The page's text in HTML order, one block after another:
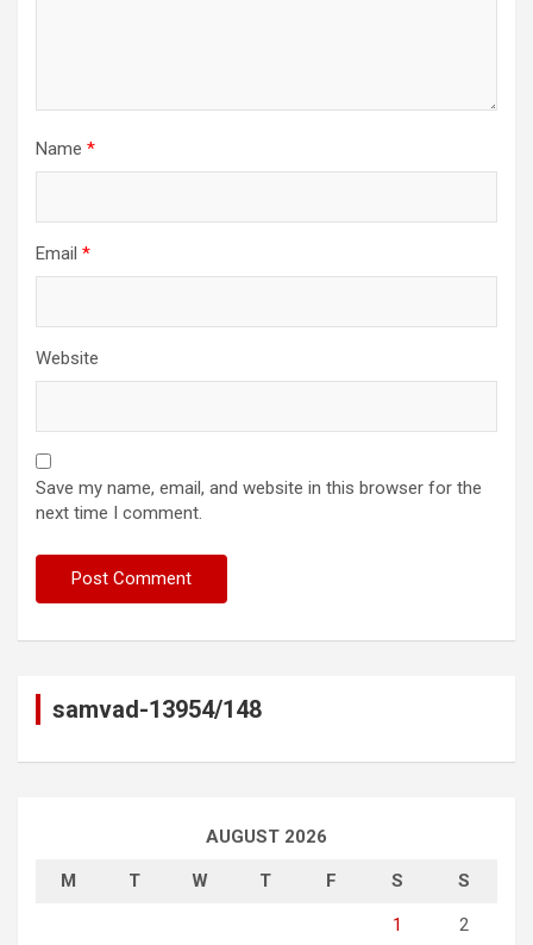
Name *
Email *
Website
Save my name, email, and website in this browser for the
next time I comment.
samvad-13954/148
AUGUST 2026
M T W T F S S
1 2